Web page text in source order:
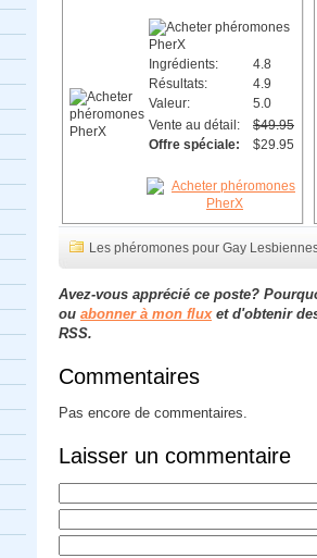
Ingrédients:
4.8
Résultats:
4.9
Valeur:
5.0
Vente au détail:
$49.95
Offre spéciale:
$29.95
Les phéromones pour Gay
Avez-vous apprécié ce poste?
ou abonner à mon fluxet d'obtenir
RSS.
Commentaires
Pas encore de commentaires.
Laisser un commentaire